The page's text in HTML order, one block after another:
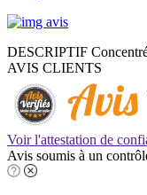
DESCRIPTIF
AVIS CLIENTS
Voir l'attestation de
Avis soumis à un